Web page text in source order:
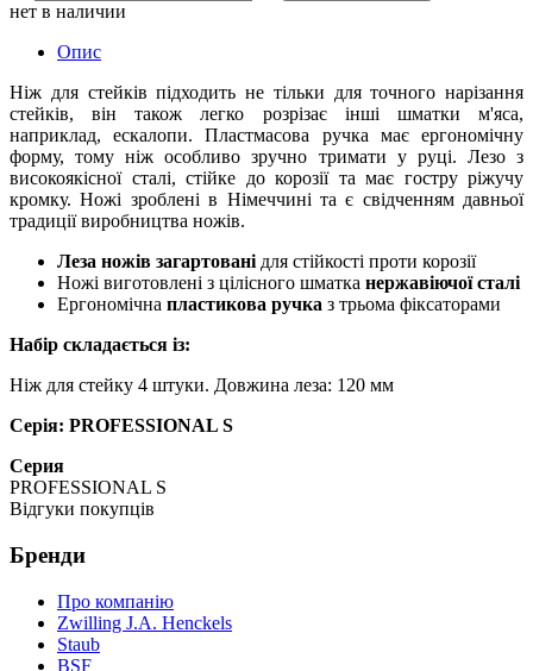
нет в наличии
Опис
Ніж для стейків підходить не тільки для точного нарізання
стейків, він також легко розрізає інші шматки м'яса,
наприклад, ескалопи. Пластмасова ручка має ергономічну
форму, тому ніж особливо зручно тримати у руці. Лезо з
високоякісної сталі, стійке до корозії та має гостру ріжучу
кромку. Ножі зроблені в Німеччині та є свідченням давньої
традиції виробництва ножів.
Леза ножів загартовані для стійкості проти корозії
Ножі виготовлені з цілісного шматка нержавіючої сталі
Ергономічна пластикова ручка з трьома фіксаторами
Набір складається із:
Ніж для стейку 4 штуки. Довжина леза: 120 мм
Серія: PROFESSIONAL S
Серия
PROFESSIONAL S
Відгуки покупців
Бренди
Про компанію
Zwilling J.A. Henckels
Staub
BSF